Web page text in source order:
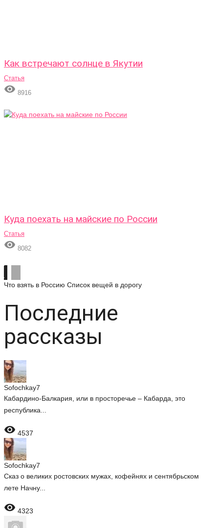
Как встречают солнце в Якутии
Статья
 8916
Куда поехать на майские по России
Статья
 8082
Что взять в Россию Список вещей в дорогу
Последние
рассказы
Sofochkay7
Кабардино-Балкария, или в просторечье – Кабарда, это
республика...
 4537
Sofochkay7
Сказ о великих ростовских мужах, кофейнях и сентябрьском
лете Начну...
 4323